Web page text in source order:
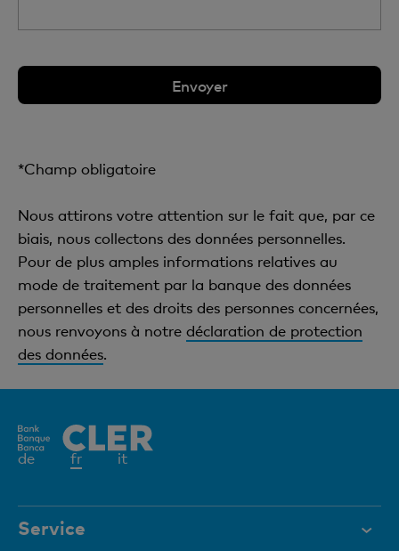
*Champ obligatoire
Nous attirons votre attention sur le fait que, par ce
biais, nous collectons des données personnelles.
Pour de plus amples informations relatives au
mode de traitement par la banque des données
personnelles et des droits des personnes concernées,
nous renvoyons à notre déclaration de protection
des données.
de frElément
it
Service